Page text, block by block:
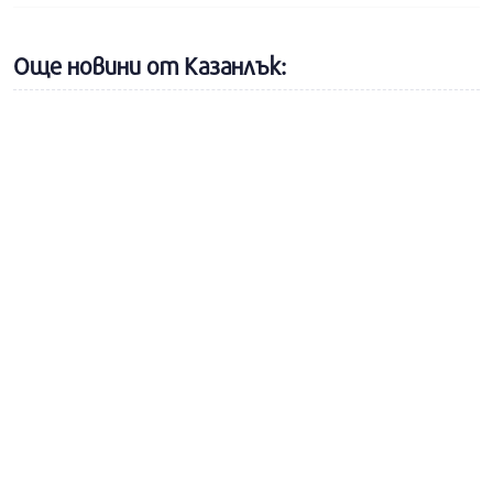
Още новини от Казанлък: